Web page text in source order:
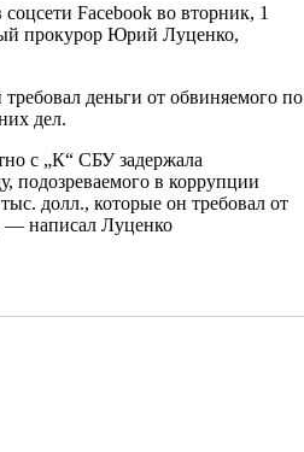
Facebook во вторник, 1
прокурор Юрий Луценко,
деньги от обвиняемого по
дел.
с „К“ СБУ задержала
подозреваемого в коррупции
долл., которые он требовал от
написал Луценко